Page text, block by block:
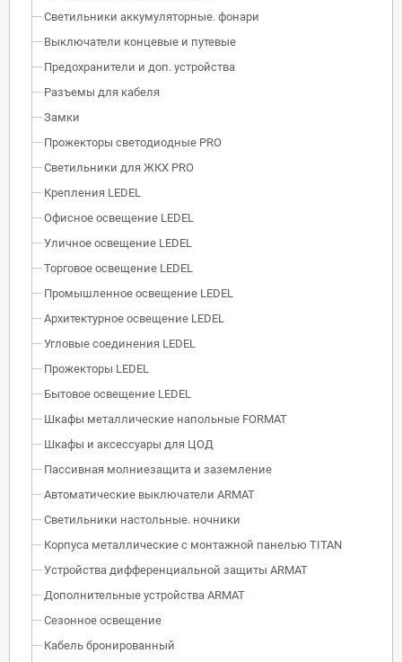
Светильники аккумуляторные. фонари
Выключатели концевые и путевые
Предохранители и доп. устройства
Разъемы для кабеля
Замки
Прожекторы светодиодные PRO
Светильники для ЖКХ PRO
Крепления LEDEL
Офисное освещение LEDEL
Уличное освещение LEDEL
Торговое освещение LEDEL
Промышленное освещение LEDEL
Архитектурное освещение LEDEL
Угловые соединения LEDEL
Прожекторы LEDEL
Бытовое освещение LEDEL
Шкафы металлические напольные FORMAT
Шкафы и аксессуары для ЦОД
Пассивная молниезащита и заземление
Автоматические выключатели ARMAT
Светильники настольные. ночники
Корпуса металлические с монтажной панелью TITAN
Устройства дифференциальной защиты ARMAT
Дополнительные устройства ARMAT
Сезонное освещение
Кабель бронированный